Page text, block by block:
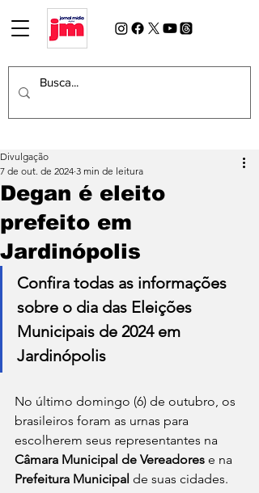
Degan é eleito
prefeito em
Jardinópolis
Divulgação
7 de out. de 2024 3 min de leitura
Confira todas as informações
sobre o dia das Eleições
Municipais de 2024 em
Jardinópolis
No último domingo (6) de outubro, os
brasileiros foram as urnas para
escolherem seus representantes na
Câmara Municipal de Vereadores e na
Prefeitura Municipal de suas cidades.